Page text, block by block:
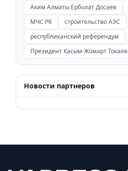
Аким Алматы Ерболат Досаев
МЧС РК
строительство АЭС
республиканский референдум
Президент Касым-Жомарт Токаев
Новости партнеров